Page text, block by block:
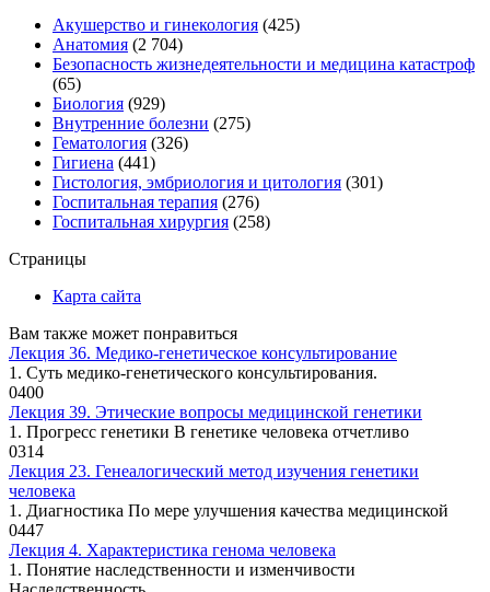
Акушерство и гинекология (425)
Анатомия (2 704)
Безопасность жизнедеятельности и медицина катастроф
(65)
Биология (929)
Внутренние болезни (275)
Гематология (326)
Гигиена (441)
Гистология, эмбриология и цитология (301)
Госпитальная терапия (276)
Госпитальная хирургия (258)
Страницы
Карта сайта
Вам также может понравиться
Лекция 36. Медико-генетическое консультирование
1. Суть медико-генетического консультирования.
0400
Лекция 39. Этические вопросы медицинской генетики
1. Прогресс генетики В генетике человека отчетливо
0314
Лекция 23. Генеалогический метод изучения генетики
человека
1. Диагностика По мере улучшения качества медицинской
0447
Лекция 4. Характеристика генома человека
1. Понятие наследственности и изменчивости